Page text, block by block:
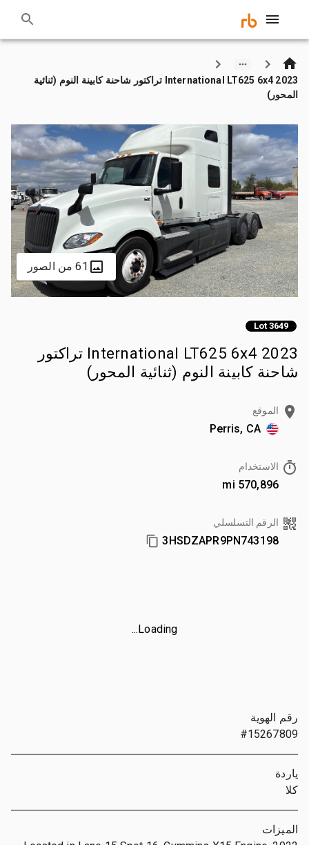
2023 International LT625 6x4 تراكتور شاحنة كابينة النوم (ثنائية
المحور)
61 من الصور
Lot 3649
2023 International LT625 6x4 تراكتور
شاحنة كابينة النوم (ثنائية المحور)
الموقع
Perris, CA
الاستخدام
570,896 mi
الرقم التسلسلي
3HSDZAPR9PN743198
Loading...
رقم الهوية
#15267809
ياردة
كلا
الميزات